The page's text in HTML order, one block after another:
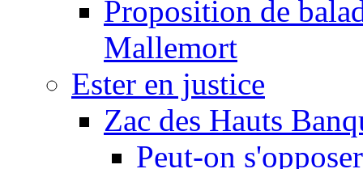
Proposition de
Mallemort
Ester en justice
Zac des Hauts
Peut-on